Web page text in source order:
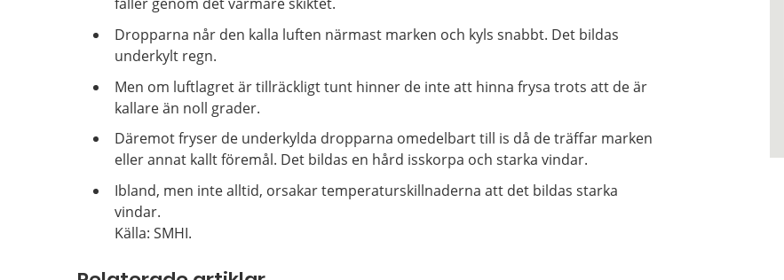
Dropparna når den kalla luften närmast marken och kyls snabbt. Det bildas
underkylt regn.
Men om luftlagret är tillräckligt tunt hinner de inte att hinna frysa trots att de är
kallare än noll grader.
Däremot fryser de underkylda dropparna omedelbart till is då de träffar marken
eller annat kallt föremål. Det bildas en hård isskorpa och starka vindar.
Ibland, men inte alltid, orsakar temperaturskillnaderna att det bildas starka
vindar.
Källa: SMHI.